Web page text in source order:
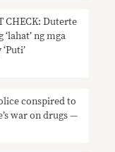
CHECK: Duterte
ng mga
conspired to
war on drugs —